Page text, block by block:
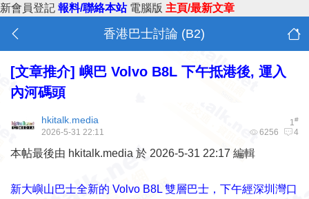
新會員登記 報料/聯絡本站 電腦版 主頁/最新文章
香港巴士討論 (B2)
[文章推介] 嶼巴 Volvo B8L 下午抵港後, 運入
內河碼頭
1#
hkitalk.media
6256 4
2026-5-31 22:11
本帖最後由 hkitalk.media 於 2026-5-31 22:17 編輯
新大嶼山巴士全新的 Volvo B8L 雙層巴士，下午經深圳灣口